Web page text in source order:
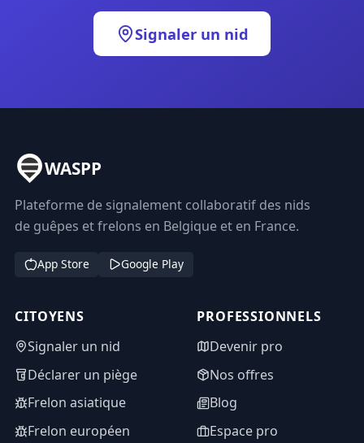
Signaler un nid
WASPP
Plateforme de signalement collaboratif des nids
de guêpes et frelons en Belgique et en France.
App Store Google Play
CITOYENS
Signaler un nid
Déclarer un piège
Frelon asiatique
Frelon européen
PROFESSIONNELS
Devenir pro
Nos offres
Blog
Espace pro